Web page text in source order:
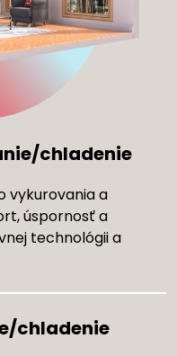
chladenie
vykurovania a
úspornosť a
technológii a
chladenie